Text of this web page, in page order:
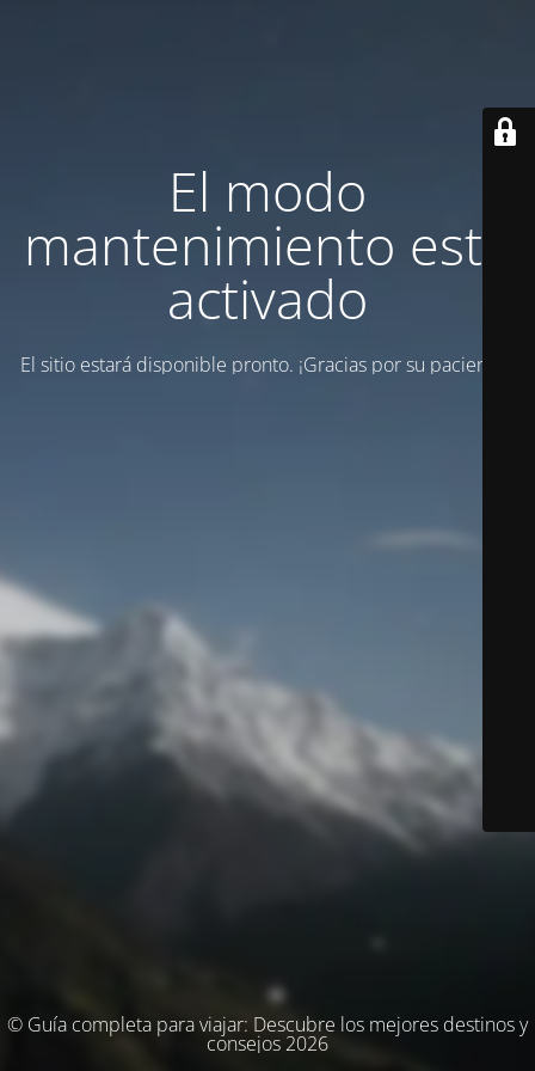
El modo
mantenimiento está
activado
El sitio estará disponible pronto. ¡Gracias por su paciencia!
© Guía completa para viajar: Descubre los mejores destinos y
consejos 2026